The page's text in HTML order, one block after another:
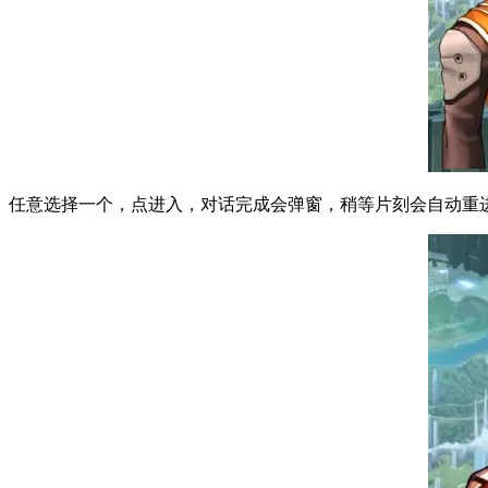
任意选择一个，点进入，对话完成会弹窗，稍等片刻会自动重